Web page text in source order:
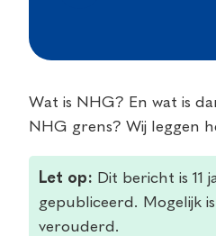
Wat is NHG? En wat is
NHG grens? Wij leggen
Let op: Dit bericht is 11
gepubliceerd. Mogelijk
verouderd.